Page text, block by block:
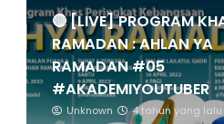
🔴 [LIVE] PROGRAM
RAMADAN : AHLAN YA
RAMADAN #05
#AKADEMIYOUTUBER
Unknown 4 tahun yang lalu